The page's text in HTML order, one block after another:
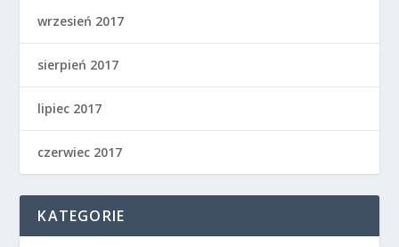
wrzesień 2017
sierpień 2017
lipiec 2017
czerwiec 2017
KATEGORIE